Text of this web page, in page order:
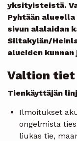
yksityisteistä.
Pyhtään alueella
sivun alalaidan
Siltakylän/
alueiden
Valtion tiet
Tienkäyttäjän
Ilmoitukset
ongelmista
liukas tie,